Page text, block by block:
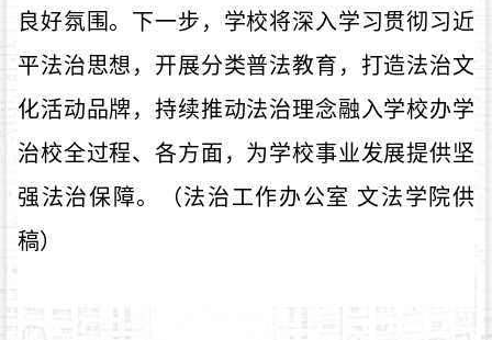
良好氛围。下一步，学校将深入学习贯彻习近
平法治思想，开展分类普法教育，打造法治文
化活动品牌，持续推动法治理念融入学校办学
治校全过程、各方面，为学校事业发展提供坚
强法治保障。（法治工作办公室 文法学院供
稿）